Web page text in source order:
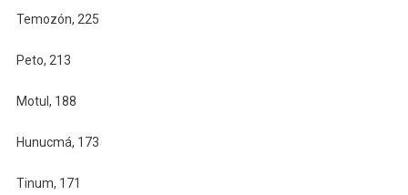
Temozón, 225
Peto, 213
Motul, 188
Hunucmá, 173
Tinum, 171